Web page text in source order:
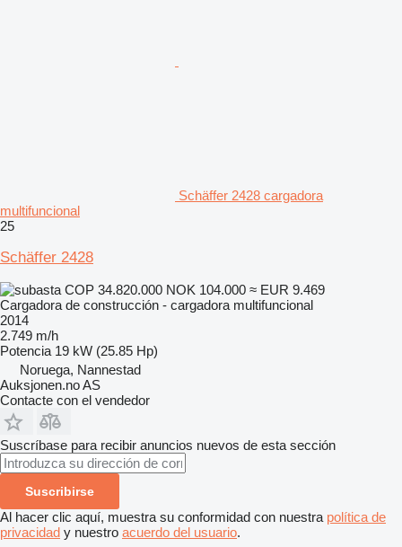
Schäffer 2428 cargadora
multifuncional
25
Schäffer 2428
COP 34.820.000 NOK 104.000 ≈ EUR 9.469
Cargadora de construcción - cargadora multifuncional
2014
2.749 m/h
Potencia 19 kW (25.85 Hp)
Noruega, Nannestad
Auksjonen.no AS
Contacte con el vendedor
Suscríbase para recibir anuncios nuevos de esta sección
Suscribirse
Al hacer clic aquí, muestra su conformidad con nuestra política de
privacidad y nuestro acuerdo del usuario.